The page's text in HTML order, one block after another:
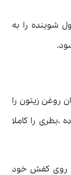
شوینده را به
سرکه سفید و ۱/۲ فنجان روغن زیتون را
،بطری را کاملا
روی کفش خود